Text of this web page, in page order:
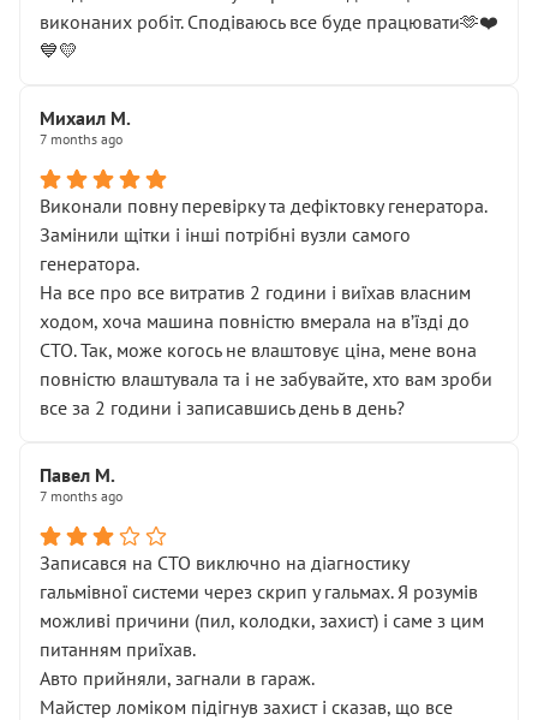
виконаних робіт. Сподіваюсь все буде працювати🫶❤️
💙💛
Михаил М.
7 months ago
Виконали повну перевірку та дефіктовку генератора.
Замінили щітки і інші потрібні вузли самого
генератора.
На все про все витратив 2 години і виїхав власним
ходом, хоча машина повністю вмерала на вʼїзді до
СТО. Так, може когось не влаштовує ціна, мене вона
повністю влаштувала та і не забувайте, хто вам зроби
все за 2 години і записавшись день в день?
Павел М.
7 months ago
Записався на СТО виключно на діагностику
гальмівної системи через скрип у гальмах. Я розумів
можливі причини (пил, колодки, захист) і саме з цим
питанням приїхав.
Авто прийняли, загнали в гараж.
Майстер ломіком підігнув захист і сказав, що все